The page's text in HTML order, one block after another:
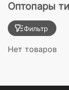
Оптопары
Фильтр
Нет товаров